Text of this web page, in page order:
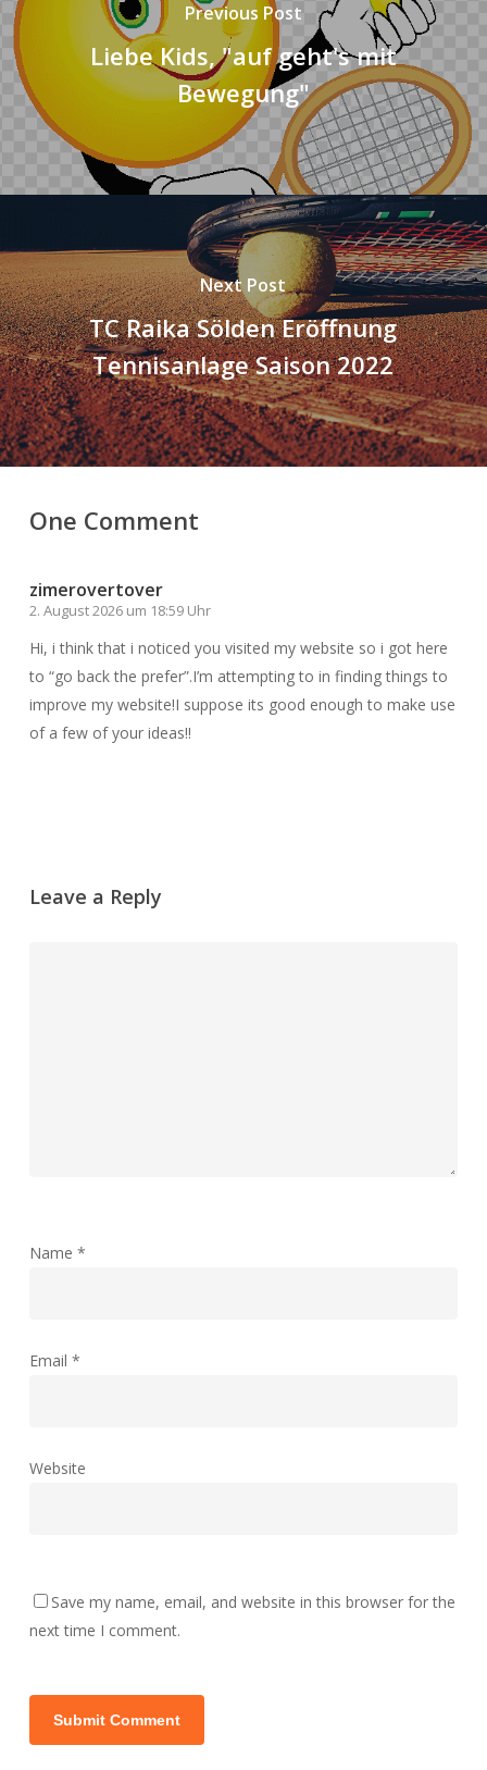
Previous Post
Liebe Kids, "auf geht's mit
Bewegung"
Next Post
TC Raika Sölden Eröffnung
Tennisanlage Saison 2022
One Comment
zimerovertover
2. August 2026 um 18:59 Uhr
Hi, i think that i noticed you visited my website so i got here
to “go back the prefer”.I’m attempting to in finding things to
improve my website!I suppose its good enough to make use
of a few of your ideas!!
Leave a Reply
Name *
Email *
Website
Save my name, email, and website in this browser for the
next time I comment.